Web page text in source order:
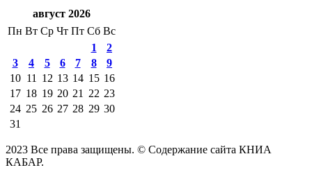
август 2026
Пн Вт Ср Чт Пт Сб Вс
1
2
3
4 5 6 7 8
9
10 11 12 13 14 15 16
17 18 19 20 21 22 23
24 25 26 27 28 29 30
31
2023 Все права защищены. © Содержание сайта КНИА
КАБАР.